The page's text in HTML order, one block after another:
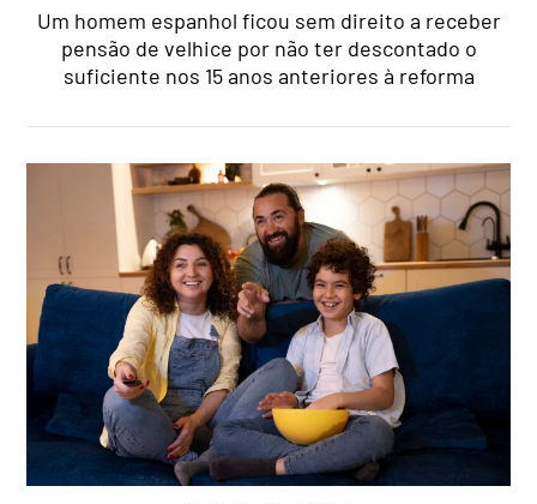
Um homem espanhol ficou sem direito a receber
pensão de velhice por não ter descontado o
suficiente nos 15 anos anteriores à reforma